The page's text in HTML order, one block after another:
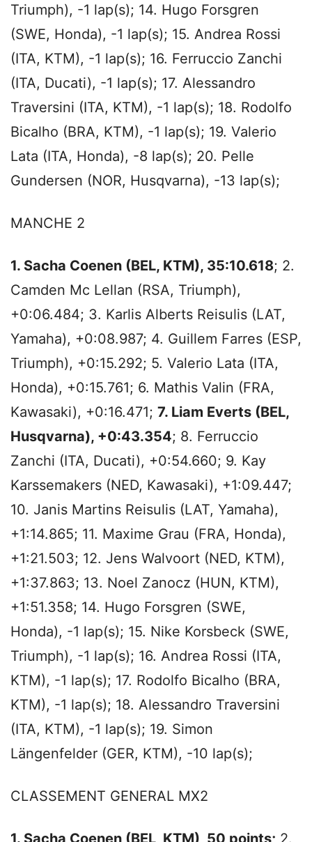
Triumph), -1 lap(s); 14. Hugo Forsgren
(SWE, Honda), -1 lap(s); 15. Andrea Rossi
(ITA, KTM), -1 lap(s); 16. Ferruccio Zanchi
(ITA, Ducati), -1 lap(s); 17. Alessandro
Traversini (ITA, KTM), -1 lap(s); 18. Rodolfo
Bicalho (BRA, KTM), -1 lap(s); 19. Valerio
Lata (ITA, Honda), -8 lap(s); 20. Pelle
Gundersen (NOR, Husqvarna), -13 lap(s);
MANCHE 2
1. Sacha Coenen (BEL, KTM), 35:10.618; 2.
Camden Mc Lellan (RSA, Triumph),
+0:06.484; 3. Karlis Alberts Reisulis (LAT,
Yamaha), +0:08.987; 4. Guillem Farres (ESP,
Triumph), +0:15.292; 5. Valerio Lata (ITA,
Honda), +0:15.761; 6. Mathis Valin (FRA,
Kawasaki), +0:16.471; 7. Liam Everts (BEL,
Husqvarna), +0:43.354; 8. Ferruccio
Zanchi (ITA, Ducati), +0:54.660; 9. Kay
Karssemakers (NED, Kawasaki), +1:09.447;
10. Janis Martins Reisulis (LAT, Yamaha),
+1:14.865; 11. Maxime Grau (FRA, Honda),
+1:21.503; 12. Jens Walvoort (NED, KTM),
+1:37.863; 13. Noel Zanocz (HUN, KTM),
+1:51.358; 14. Hugo Forsgren (SWE,
Honda), -1 lap(s); 15. Nike Korsbeck (SWE,
Triumph), -1 lap(s); 16. Andrea Rossi (ITA,
KTM), -1 lap(s); 17. Rodolfo Bicalho (BRA,
KTM), -1 lap(s); 18. Alessandro Traversini
(ITA, KTM), -1 lap(s); 19. Simon
Längenfelder (GER, KTM), -10 lap(s);
CLASSEMENT GENERAL MX2
1. Sacha Coenen (BEL, KTM), 50 points; 2.